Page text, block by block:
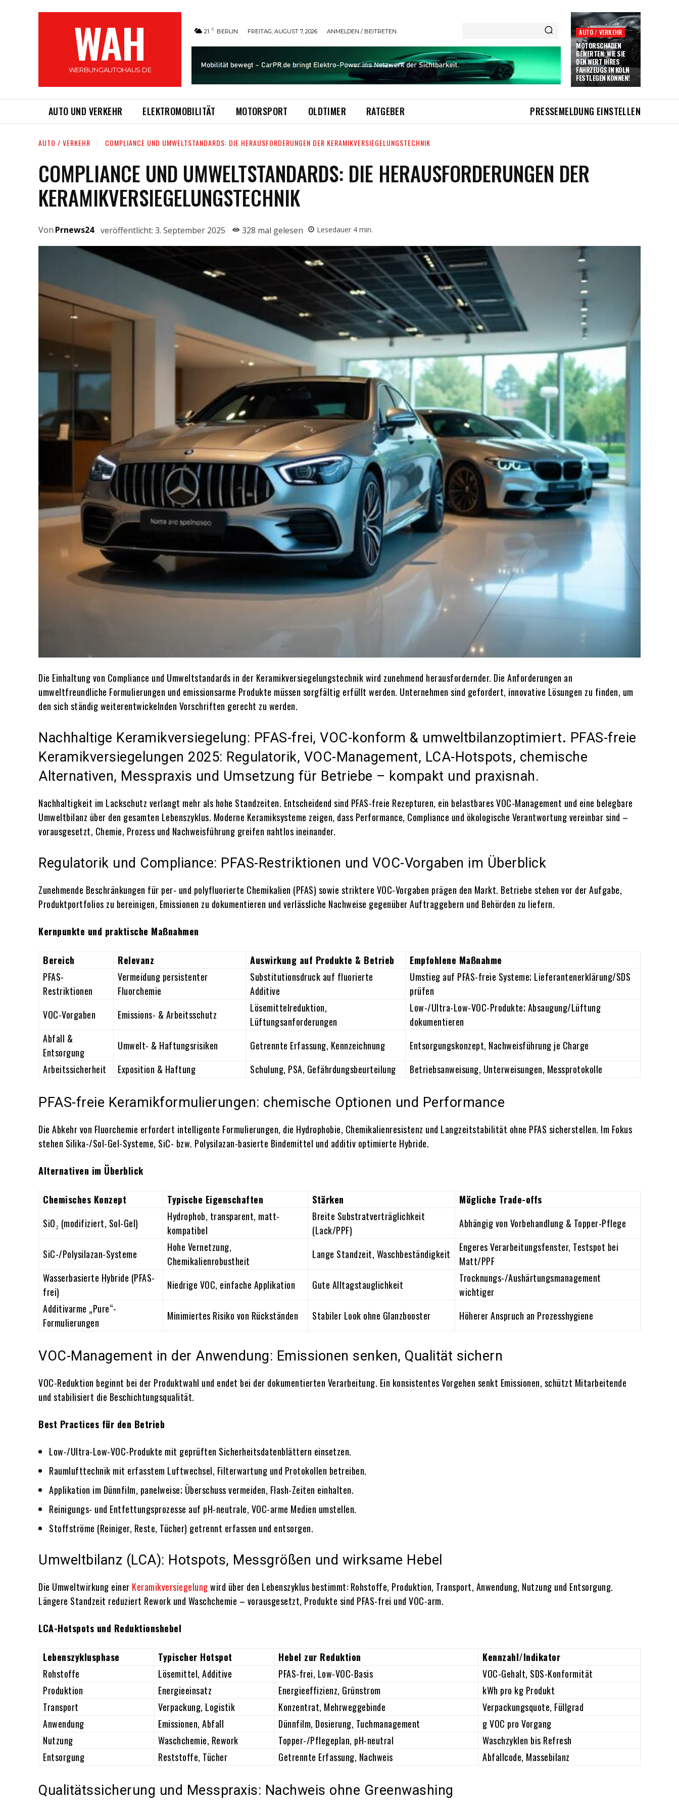
WAH
WERBUNGAUTOHAUS.DE
21 C BERLIN FREITAG, AUGUST 7, 2026 ANMELDEN / BEITRETEN AUTO / VERKEHR
MOTORSCHADEN
BEWERTEN: WIE SIE
DEN WERT IHRES
FAHRZEUGS IN KÖLN
FESTLEGEN KÖNNEN!
AUTO UND VERKEHR ELEKTROMOBILITÄT MOTORSPORT OLDTIMER RATGEBER PRESSEMELDUNG EINSTELLEN
AUTO / VERKEHR COMPLIANCE UND UMWELTSTANDARDS: DIE HERAUSFORDERUNGEN DER KERAMIKVERSIEGELUNGSTECHNIK
COMPLIANCE UND UMWELTSTANDARDS: DIE HERAUSFORDERUNGEN DER
KERAMIKVERSIEGELUNGSTECHNIK
Von Prnews24 veröffentlicht: 3. September 2025 328 mal gelesen Lesedauer 4 min.
Die Einhaltung von Compliance und Umweltstandards in der Keramikversiegelungstechnik wird zunehmend herausfordernder. Die Anforderungen an
umweltfreundliche Formulierungen und emissionsarme Produkte müssen sorgfältig erfüllt werden. Unternehmen sind gefordert, innovative Lösungen zu finden, um
den sich ständig weiterentwickelnden Vorschriften gerecht zu werden.
Nachhaltige Keramikversiegelung: PFAS-frei, VOC-konform & umweltbilanzoptimiert. PFAS-freie
Keramikversiegelungen 2025: Regulatorik, VOC-Management, LCA-Hotspots, chemische
Alternativen, Messpraxis und Umsetzung für Betriebe – kompakt und praxisnah.
Nachhaltigkeit im Lackschutz verlangt mehr als hohe Standzeiten. Entscheidend sind PFAS-freie Rezepturen, ein belastbares VOC-Management und eine belegbare
Umweltbilanz über den gesamten Lebenszyklus. Moderne Keramiksysteme zeigen, dass Performance, Compliance und ökologische Verantwortung vereinbar sind –
vorausgesetzt, Chemie, Prozess und Nachweisführung greifen nahtlos ineinander.
Regulatorik und Compliance: PFAS-Restriktionen und VOC-Vorgaben im Überblick
Zunehmende Beschränkungen für per- und polyfluorierte Chemikalien (PFAS) sowie striktere VOC-Vorgaben prägen den Markt. Betriebe stehen vor der Aufgabe,
Produktportfolios zu bereinigen, Emissionen zu dokumentieren und verlässliche Nachweise gegenüber Auftraggebern und Behörden zu liefern.
Kernpunkte und praktische Maßnahmen
Bereich Relevanz Auswirkung auf Produkte & Betrieb
Empfohlene Maßnahme
PFAS-
Restriktionen
Vermeidung persistenter
Fluorchemie
Substitutionsdruck auf fluorierte
Additive
Umstieg auf PFAS-freie Systeme; Lieferantenerklärung/SDS
prüfen
VOC-Vorgaben
Emissions- & Arbeitsschutz
Lösemittelreduktion,
Lüftungsanforderungen
Low-/Ultra-Low-VOC-Produkte; Absaugung/Lüftung
dokumentieren
Abfall &
Entsorgung
Umwelt- & Haftungsrisiken Getrennte Erfassung, Kennzeichnung
Entsorgungskonzept, Nachweisführung je Charge
Arbeitssicherheit
Exposition & Haftung Schulung, PSA, Gefährdungsbeurteilung Betriebsanweisung, Unterweisungen, Messprotokolle
PFAS-freie Keramikformulierungen: chemische Optionen und Performance
Die Abkehr von Fluorchemie erfordert intelligente Formulierungen, die Hydrophobie, Chemikalienresistenz und Langzeitstabilität ohne PFAS sicherstellen. Im Fokus
stehen Silika-/Sol-Gel-Systeme, SiC- bzw. Polysilazan-basierte Bindemittel und additiv optimierte Hybride.
Alternativen im Überblick
Chemisches Konzept Typische Eigenschaften Stärken
Mögliche Trade-offs
SiO₂ (modifiziert, Sol-Gel)
Hydrophob, transparent, matt-
kompatibel
Breite Substratverträglichkeit
(Lack/PPF)
Abhängig von Vorbehandlung & Topper-Pflege
SiC-/Polysilazan-Systeme
Hohe Vernetzung,
Chemikalienrobustheit
Lange Standzeit, Waschbeständigkeit
Engeres Verarbeitungsfenster, Testspot bei
Matt/PPF
Wasserbasierte Hybride (PFAS-
frei)
Niedrige VOC, einfache Applikation Gute Alltagstauglichkeit
Trocknungs-/Aushärtungsmanagement
wichtiger
Additivarme „Pure“-
Formulierungen
Minimiertes Risiko von Rückständen Stabiler Look ohne Glanzbooster Höherer Anspruch an Prozesshygiene
VOC-Management in der Anwendung: Emissionen senken, Qualität sichern
VOC-Reduktion beginnt bei der Produktwahl und endet bei der dokumentierten Verarbeitung. Ein konsistentes Vorgehen senkt Emissionen, schützt Mitarbeitende
und stabilisiert die Beschichtungsqualität.
Best Practices für den Betrieb
Low-/Ultra-Low-VOC-Produkte mit geprüften Sicherheitsdatenblättern einsetzen.
Raumlufttechnik mit erfasstem Luftwechsel, Filterwartung und Protokollen betreiben.
Applikation im Dünnfilm, panelweise; Überschuss vermeiden, Flash-Zeiten einhalten.
Reinigungs- und Entfettungsprozesse auf pH-neutrale, VOC-arme Medien umstellen.
Stoffströme (Reiniger, Reste, Tücher) getrennt erfassen und entsorgen.
Umweltbilanz (LCA): Hotspots, Messgrößen und wirksame Hebel
Die Umweltwirkung einer Keramikversiegelungwird über den Lebenszyklus bestimmt: Rohstoffe, Produktion, Transport, Anwendung, Nutzung und Entsorgung.
Längere Standzeit reduziert Rework und Waschchemie – vorausgesetzt, Produkte sind PFAS-frei und VOC-arm.
LCA-Hotspots und Reduktionshebel
Lebenszyklusphase Typischer Hotspot Hebel zur Reduktion
Kennzahl/Indikator
Rohstoffe
Lösemittel, Additive PFAS-frei, Low-VOC-Basis
VOC-Gehalt, SDS-Konformität
Produktion
Energieeinsatz Energieeffizienz, Grünstrom
kWh pro kg Produkt
Transport
Verpackung, Logistik Konzentrat, Mehrweggebinde
Verpackungsquote, Füllgrad
Anwendung
Emissionen, Abfall Dünnfilm, Dosierung, Tuchmanagement
g VOC pro Vorgang
Nutzung
Waschchemie, Rework Topper-/Pflegeplan, pH-neutral
Waschzyklen bis Refresh
Entsorgung
Reststoffe, Tücher Getrennte Erfassung, Nachweis Abfallcode, Massebilanz
Qualitätssicherung und Messpraxis: Nachweis ohne Greenwashing